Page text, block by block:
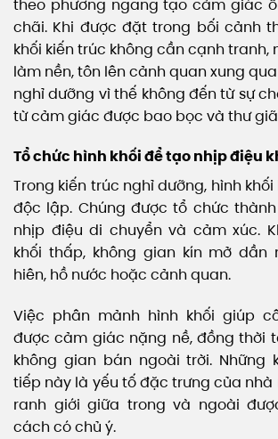
theo phương ngang tạo cảm giác
chãi. Khi được đặt trong bối cảnh
khối kiến trúc không cần cạnh tranh,
làm nền, tôn lên cảnh quan xung
nghỉ dưỡng vì thế không đến từ sự
từ cảm giác được bao bọc và thư
Tổ chức hình khối để tạo nhịp điệu
Trong kiến trúc nghỉ dưỡng, hình
độc lập. Chúng được tổ chức
nhịp điệu di chuyển và cảm xúc.
khối thấp, không gian kín mở dần
hiên, hồ nước hoặc cảnh quan.
Việc phân mảnh hình khối giúp
được cảm giác nặng nề, đồng thời
không gian bán ngoài trời. Những
tiếp này là yếu tố đặc trưng của nhà
ranh giới giữa trong và ngoài
cách có chủ ý.